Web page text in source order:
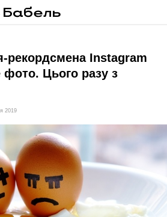
рекордсмена Instagram
фото. Цього разу з
2019